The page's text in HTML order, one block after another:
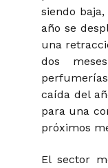
siendo
año se
una
dos
caída del
para una
próximos
El sector